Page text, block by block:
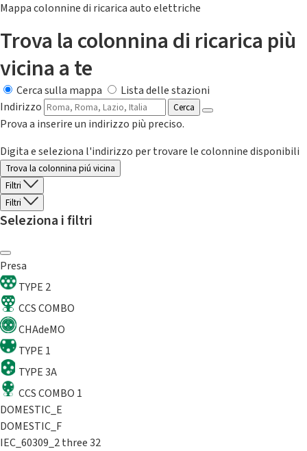
Mappa colonnine di ricarica auto elettriche
Trova la colonnina di ricarica più
vicina a te
Cerca sulla mappa
Lista delle stazioni
Indirizzo
Cerca
Prova a inserire un indirizzo più preciso.
Digita e seleziona l'indirizzo per trovare le colonnine disponibili
Trova la colonnina piú vicina
Filtri
Filtri
Seleziona i filtri
Presa
TYPE 2
CCS COMBO
CHAdeMO
TYPE 1
TYPE 3A
CCS COMBO 1
DOMESTIC_E
DOMESTIC_F
IEC_60309_2 three 32